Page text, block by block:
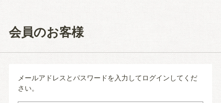
会員のお客様
メールアドレスとパスワードを入力してログインしてくだ
さい。